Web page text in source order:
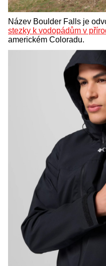
Název Boulder Falls je
stezky k vodopádům v
americkém Coloradu.